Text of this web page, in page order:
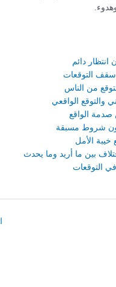
دائم
سقف التوقعات
من الناس
والتوقع الواقعي
الواقع
شروط مسبقة
الأمل
بين ما أريد وما يحدث
في التوقعات